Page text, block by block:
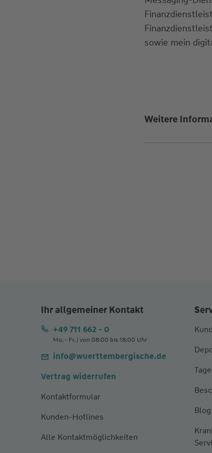
sowie mein
Weitere
Ihr allgemeiner Kontakt
+49 711 662 - 0
Mo. - Fr. | von 08:00 bis 18:00 Uhr
info@wuerttembergische.de
Vertrag widerrufen
Kontaktformular
Kunden-Hotlines
Alle Kontaktmöglichkeiten
Blog